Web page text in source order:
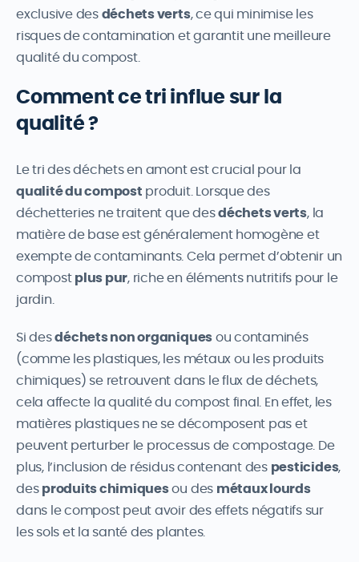
exclusive des déchets verts, ce qui minimise les
risques de contamination et garantit une meilleure
qualité du compost.
Comment ce tri influe sur la
qualité ?
Le tri des déchets en amont est crucial pour la
qualité du compost produit. Lorsque des
déchetteries ne traitent que desdéchets verts, la
matière de base est généralement homogène et
exempte de contaminants. Cela permet d’obtenir un
compost plus pur, riche en éléments nutritifs pour le
jardin.
Si desdéchets non organiques ou contaminés
(comme les plastiques, les métaux ou les produits
chimiques) se retrouvent dans le flux de déchets,
cela affecte la qualité du compost final. En effet, les
matières plastiques ne se décomposent pas et
peuvent perturber le processus de compostage. De
plus, l’inclusion de résidus contenant des pesticides,
des produits chimiquesou des métaux lourds
dans le compost peut avoir des effets négatifs sur
les sols et la santé des plantes.